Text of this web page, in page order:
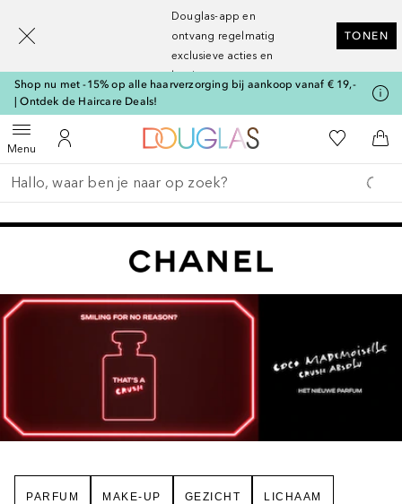
Douglas-app en
ontvang regelmatig
exclusieve acties en
kortingen
TONEN
Shop nu met -15% op alle haarverzorging bij aankoop vanaf € 19,-
| Ontdek de Haircare Deals!
MenuOpen menuNaar Mijn Account
Naar Douglas Home
Naar Mijn
Ga terug
Zoekopdracht uitvoeren
Slider overslaan
PARFUM MAKE-UP GEZICHT LICHAAM
[navigation.slideout.screenreader]